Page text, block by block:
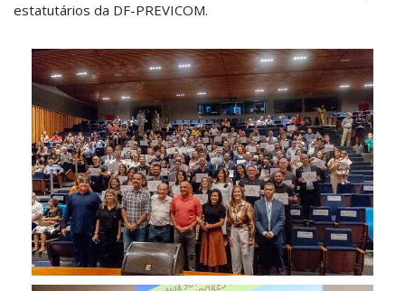
estatutários da DF-PREVICOM.